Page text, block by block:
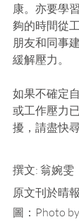
康。亦要學
夠的時間從
朋友和同事
緩解壓力。
如果不確定
或工作壓力
擾，請盡快
撰文: 翁婉雯
原文刊於晴
圖：Photo by